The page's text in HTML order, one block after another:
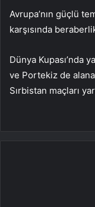
Avrupa’nın güçlü
karşısında
Dünya Kupası’nda
ve Portekiz de
Sırbistan maçları